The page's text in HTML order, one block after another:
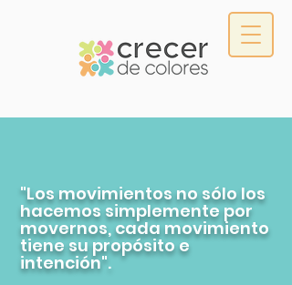
"Los movimientos no sólo los
hacemos simplemente por
movernos, cada movimiento
tiene su propósito e
intención".